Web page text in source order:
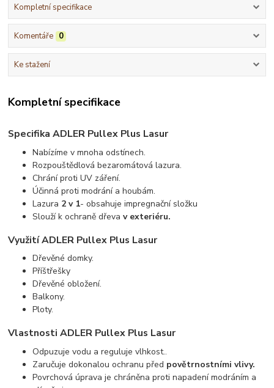
Kompletní specifikace
Komentáře 0
Ke stažení
Kompletní specifikace
Specifika ADLER Pullex Plus Lasur
Nabízíme v mnoha odstínech.
Rozpouštědlová bezaromátová lazura.
Chrání proti UV záření.
Účinná proti modrání a houbám.
Lazura 2 v 1- obsahuje impregnační složku
Slouží k ochraně dřeva v exteriéru.
Využití ADLER Pullex Plus Lasur
Dřevěné domky.
Příštřešky
Dřevěné obložení.
Balkony.
Ploty.
Vlastnosti ADLER Pullex Plus Lasur
Odpuzuje vodu a reguluje vlhkost..
Zaručuje dokonalou ochranu před povětrnostními vlivy.
Povrchová úprava je chráněna proti napadení modráním a